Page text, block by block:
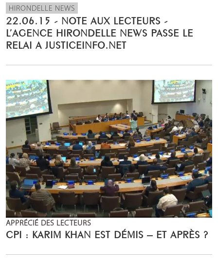
HIRONDELLE NEWS
22.06.15 - NOTE AUX LECTEURS -
L’AGENCE HIRONDELLE NEWS PASSE LE
RELAI A JUSTICEINFO.NET
APPRÉCIÉ DES LECTEURS
CPI : KARIM KHAN EST DÉMIS – ET APRÈS ?